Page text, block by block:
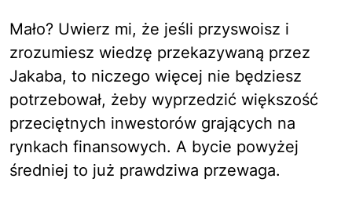
Mało? Uwierz mi, że jeśli przyswoisz i
zrozumiesz wiedzę przekazywaną przez
Jakaba, to niczego więcej nie będziesz
potrzebował, żeby wyprzedzić większość
przeciętnych inwestorów grających na
rynkach finansowych. A bycie powyżej
średniej to już prawdziwa przewaga.